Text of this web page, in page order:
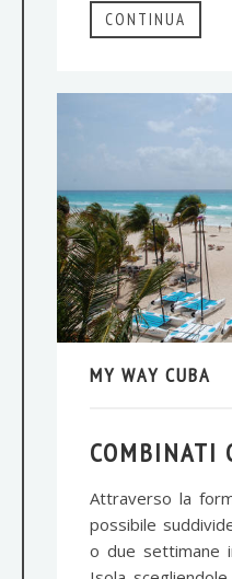
CONTINUA
MY WAY CUBA
COMBINATI
Attraverso la
possibile
o due settimane